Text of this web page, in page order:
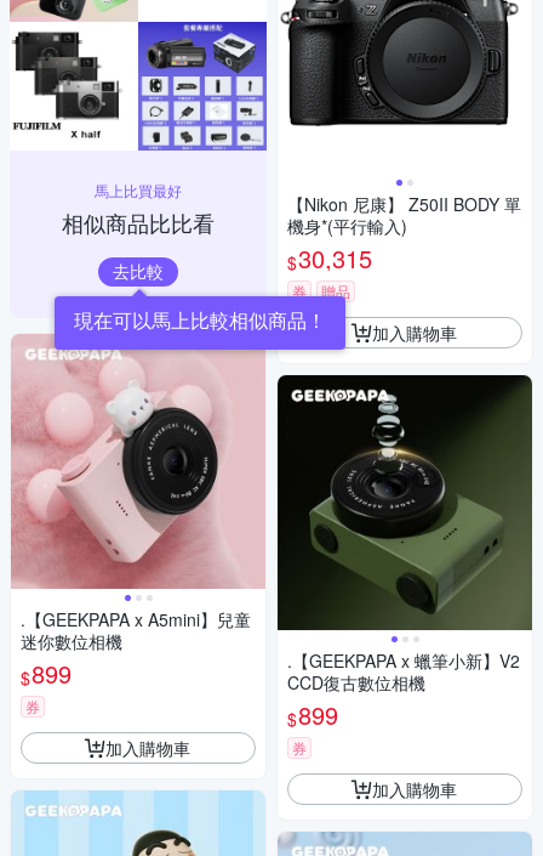
馬上比買最好
相似商品比比看
去比較
.【GEEKPAPA x A5mini】兒童
迷你數位相機
$899
券
加入購物車
【Nikon 尼康】 Z50II BODY 單
機身*(平行輸入)
$30,315
券 贈品
加入購物車
.【GEEKPAPA x 蠟筆小新】V2
CCD復古數位相機
$899
券
加入購物車